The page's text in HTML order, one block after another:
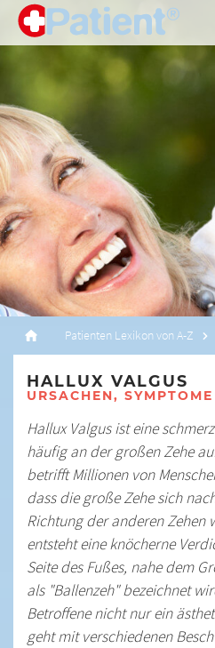
Patienten Lexikon von A-Z
HALLUX VALGUS
URSACHEN,
Hallux Valgus ist eine
häufig an der großen Zehe
betrifft Millionen von
dass die große Zehe sich
Richtung der anderen Zehen
entsteht eine knöcherne
Seite des Fußes, nahe dem
als "Ballenzeh" bezeichnet
Betroffene nicht nur ein
geht mit verschiedenen